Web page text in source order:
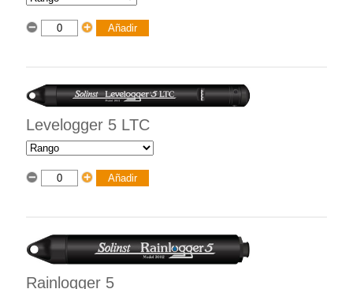
Levelogger 5 LTC
Rainlogger 5